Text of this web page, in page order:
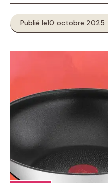
Publié le10 octobre 2025